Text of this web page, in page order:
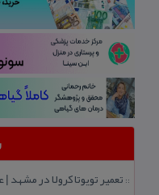
:: تعمیر تویوتا كرولا در